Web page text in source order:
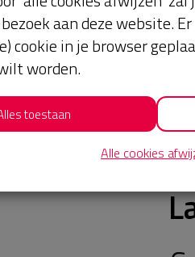
aan deze website.
cookie in je browser
worden.
Alles toestaan
Alle cookies